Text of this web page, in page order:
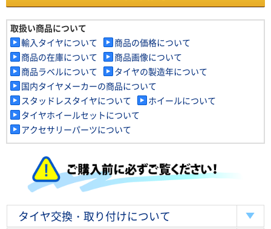
取扱い商品について
輸入タイヤについて
商品の価格について
商品の在庫について
商品画像について
商品ラベルについて
タイヤの製造年について
国内タイヤメーカーの商品について
スタッドレスタイヤについて
ホイールについて
タイヤホイールセットについて
アクセサリーパーツについて
タイヤ交換・取り付けについて